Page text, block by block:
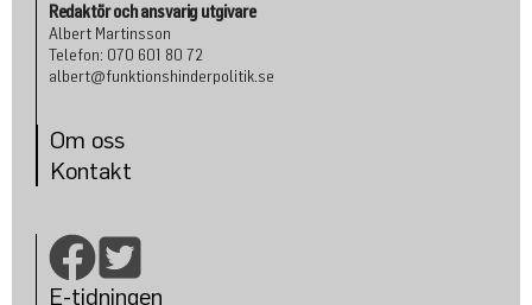
Redaktör och ansvarig utgivare
Albert Martinsson
Telefon: 070 601 80 72
albert@funktionshinderpolitik.se
Om oss
Kontakt
E-tidningen